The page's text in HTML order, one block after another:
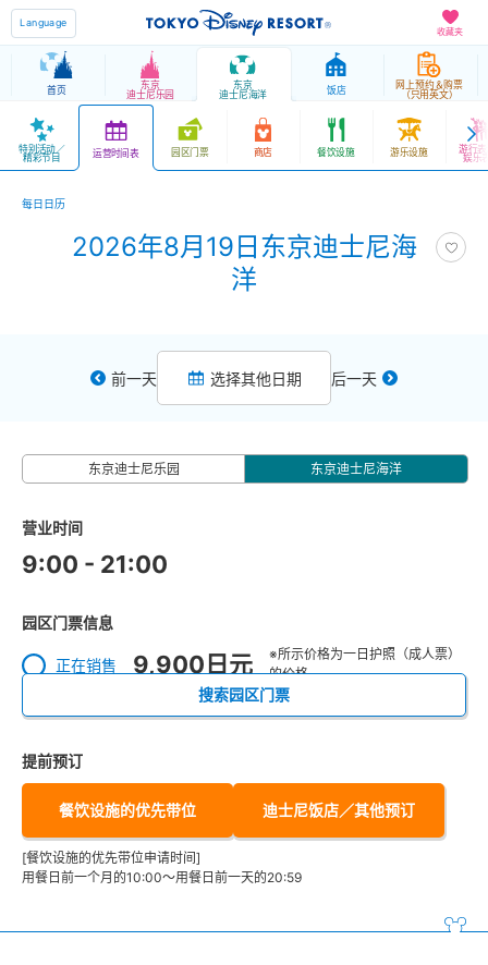
收藏夹
Language
首页 东京
迪士尼乐园
东京
迪士尼海洋 饭店 网上预约＆购票
（只用英文）
特别活动／
精彩节目 运营时间表 园区门票 商店 餐饮设施 游乐设施 游行
娱乐
每日日历
2026年8月19日东京迪士尼海
洋
前一天 选择其他日期 后一天
东京迪士尼乐园 东京迪士尼海洋
营业时间
9:00 - 21:00
园区门票信息
正在销售 9,900日元
※所示价格为一日护照（成人票）
的价格。
搜索园区门票
提前预订
餐饮设施的优先带位 迪士尼饭店／其他预订
[餐饮设施的优先带位申请时间]
用餐日前一个月的10:00～用餐日前一天的20:59